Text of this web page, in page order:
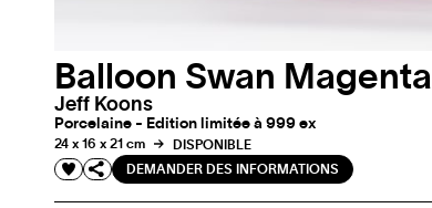
Balloon Swan Magenta
Jeff Koons
Porcelaine - Edition limitée à 999 ex
24 x 16 x 21 cm
DISPONIBLE
DEMANDER DES INFORMATIONS